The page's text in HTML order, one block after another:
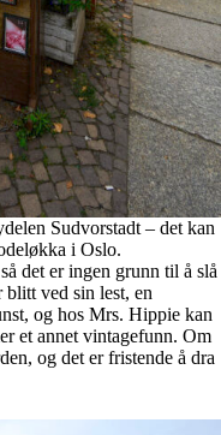
Sudvorstadt – det kan
i Oslo.
det er ingen grunn til å slå
ved sin lest, en
og hos Mrs. Hippie kan
et annet vintagefunn. Om
og det er fristende å dra